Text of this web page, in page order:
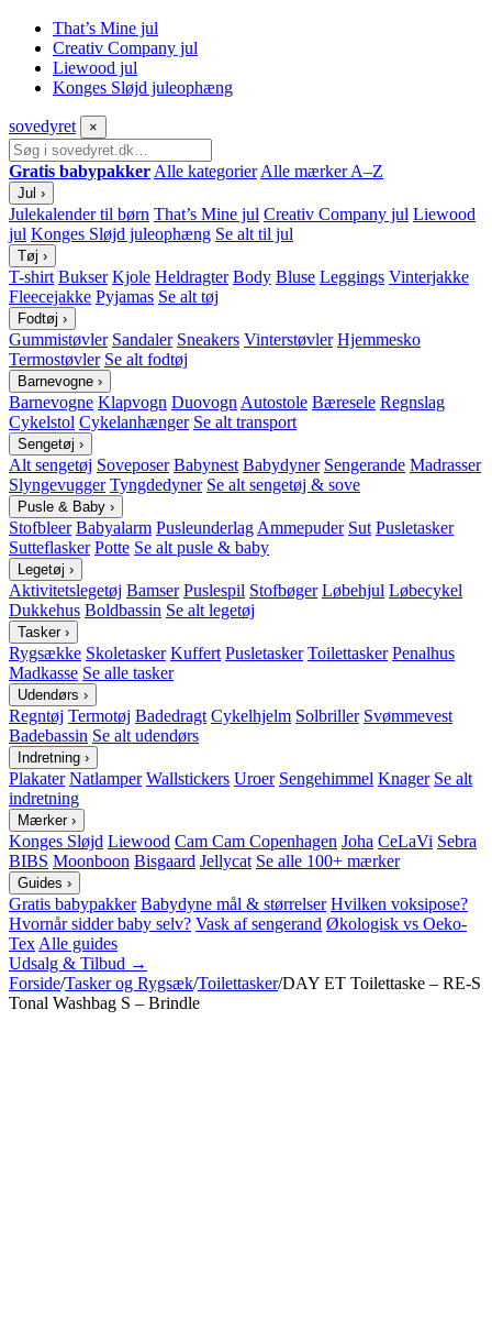
That’s Mine jul
Creativ Company jul
Liewood jul
Konges Sløjd juleophæng
sovedyret ×
Gratis babypakker Alle kategorier Alle mærker A–Z
Jul ›
Julekalender til børn That’s Mine jul Creativ Company jul Liewood
jul Konges Sløjd juleophæng Se alt til jul
Tøj ›
T-shirt Bukser Kjole Heldragter Body Bluse Leggings Vinterjakke
Fleecejakke Pyjamas Se alt tøj
Fodtøj ›
Gummistøvler Sandaler Sneakers Vinterstøvler Hjemmesko
Termostøvler Se alt fodtøj
Barnevogne ›
Barnevogne Klapvogn Duovogn Autostole Bæresele Regnslag
Cykelstol Cykelanhænger Se alt transport
Sengetøj ›
Alt sengetøj Soveposer Babynest Babydyner Sengerande Madrasser
Slyngevugger Tyngdedyner Se alt sengetøj & sove
Pusle & Baby ›
Stofbleer Babyalarm Pusleunderlag Ammepuder Sut Pusletasker
Sutteflasker Potte Se alt pusle & baby
Legetøj ›
Aktivitetslegetøj Bamser Puslespil Stofbøger Løbehjul Løbecykel
Dukkehus Boldbassin Se alt legetøj
Tasker ›
Rygsække Skoletasker Kuffert Pusletasker Toilettasker Penalhus
Madkasse Se alle tasker
Udendørs ›
Regntøj Termotøj Badedragt Cykelhjelm Solbriller Svømmevest
Badebassin Se alt udendørs
Indretning ›
Plakater Natlamper Wallstickers Uroer Sengehimmel Knager Se alt
indretning
Mærker ›
Konges Sløjd Liewood Cam Cam Copenhagen Joha CeLaVi Sebra
BIBS Moonboon Bisgaard Jellycat Se alle 100+ mærker
Guides ›
Gratis babypakker Babydyne mål & størrelser Hvilken voksipose?
Hvornår sidder baby selv? Vask af sengerand Økologisk vs Oeko-
Tex Alle guides
Udsalg & Tilbud →
Forside/Tasker og Rygsæk/Toilettasker/DAY ET Toilettaske – RE-S
Tonal Washbag S – Brindle